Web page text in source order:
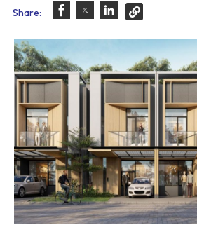
Share: